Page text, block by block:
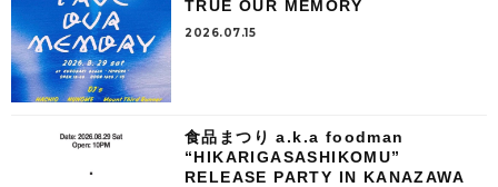
TRUE OUR MEMORY
2026.07.15
食品まつり a.k.a foodman
“HIKARIGASASHIKOMU”
RELEASE PARTY IN KANAZAWA